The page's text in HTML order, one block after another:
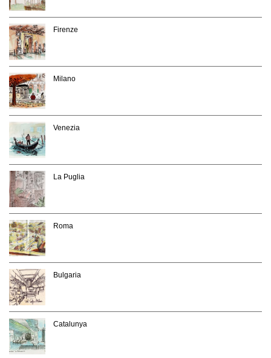
Firenze
Milano
Venezia
La Puglia
Roma
Bulgaria
Catalunya